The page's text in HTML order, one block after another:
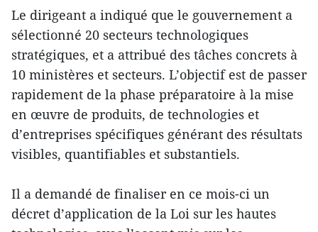
Le dirigeant a indiqué que le gouvernement a
sélectionné 20 secteurs technologiques
stratégiques, et a attribué des tâches concrets à
10 ministères et secteurs. L’objectif est de passer
rapidement de la phase préparatoire à la mise
en œuvre de produits, de technologies et
d’entreprises spécifiques générant des résultats
visibles, quantifiables et substantiels.
Il a demandé de finaliser en ce mois-ci un
décret d’application de la Loi sur les hautes